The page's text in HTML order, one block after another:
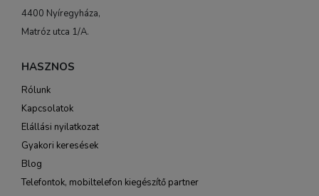
4400 Nyíregyháza,
Matróz utca 1/A.
HASZNOS
Rólunk
Kapcsolatok
Elállási nyilatkozat
Gyakori keresések
Blog
Telefontok, mobiltelefon kiegészítő partner